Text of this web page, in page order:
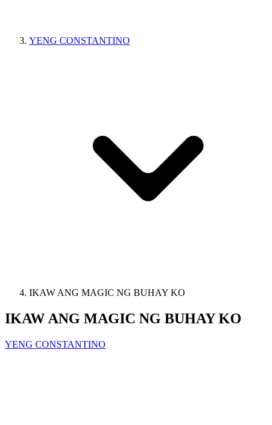
YENG CONSTANTINO
IKAW ANG MAGIC NG BUHAY KO
IKAW ANG MAGIC NG BUHAY KO
YENG CONSTANTINO